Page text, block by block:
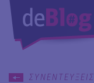
ΣΥΝΕΝΤΕΥΞΕΙΣ